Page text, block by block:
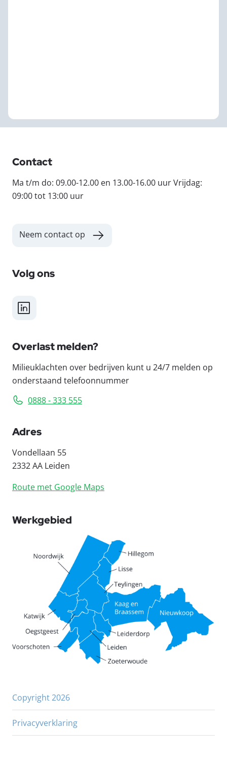
Contact
Ma t/m do: 09.00-12.00 en 13.00-16.00 uur Vrijdag:
09:00 tot 13:00 uur
Neem contact op
Volg ons
LinkedIn
Overlast melden?
Milieuklachten over bedrijven kunt u 24/7 melden op
onderstaand telefoonnummer
0888 - 333 555
Adres
Vondellaan 55
2332 AA Leiden
Route met Google Maps
Werkgebied
Copyright 2026
Privacyverklaring